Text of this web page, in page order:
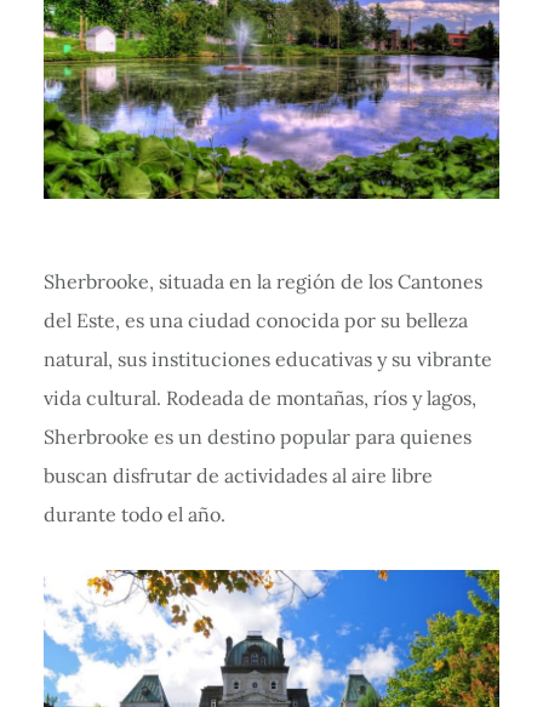
Sherbrooke, situada en la región de los Cantones
del Este, es una ciudad conocida por su belleza
natural, sus instituciones educativas y su vibrante
vida cultural. Rodeada de montañas, ríos y lagos,
Sherbrooke es un destino popular para quienes
buscan disfrutar de actividades al aire libre
durante todo el año.